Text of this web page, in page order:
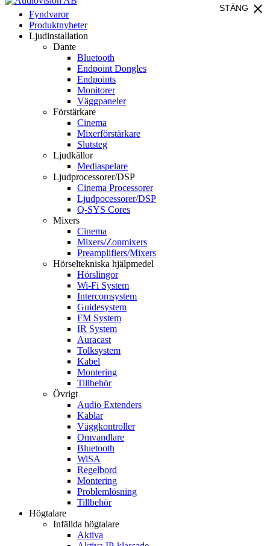
close
STÄNG
Fyndvaror
Produktnyheter
Ljudinstallation
Dante
Bluetooth
Endpoint Dongles
Endpoints
Monitorer
Väggpaneler
Förstärkare
Cinema
Mixerförstärkare
Slutsteg
Ljudkällor
Mediaspelare
Ljudprocessorer/DSP
Cinema Processorer
Ljudpocessorer/DSP
Q-SYS Cores
Mixers
Cinema
Mixers/Zonmixers
Preamplifiers/Mixers
Hörseltekniska hjälpmedel
Hörslingor
Wi-Fi System
Intercomsystem
Guidesystem
FM System
IR System
Auracast
Tolksystem
Kabel
Montering
Tillbehör
Övrigt
Audio Extenders
Kablar
Väggkontroller
Omvandlare
Bluetooth
WiSA
Regelbord
Montering
Problemlösning
Tillbehör
Högtalare
Infällda högtalare
Aktiva